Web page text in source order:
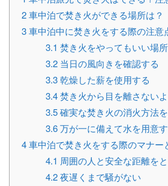
2車中泊で焚き火ができる場所は？
3車中泊中に焚き火をする際の注意
3.1 焚き火をやってもいい場
3.2 当日の風向きを確認する
3.3乾燥した薪を使用する
3.4焚き火から目を離さない
3.5確実な焚き火の消火方法
3.6万が一に備えて水を用意
4車中泊で焚き火をする際のマナー
4.1 周囲の人と安全な距離を
4.2夜遅くまで騒がない